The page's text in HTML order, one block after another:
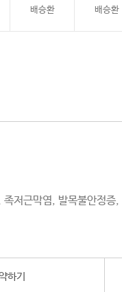
배승환 배승환
저근막염, 발목불안정증
하기